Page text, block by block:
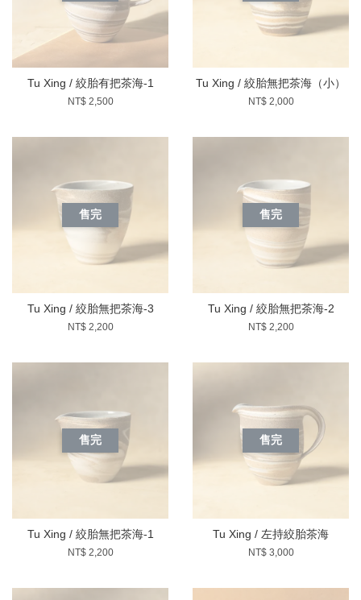
Tu Xing / 絞胎有把茶海-1
NT$ 2,500
Tu Xing / 絞胎無把茶海（小）
NT$ 2,000
售完
Tu Xing / 絞胎無把茶海-3
NT$ 2,200
售完
Tu Xing / 絞胎無把茶海-2
NT$ 2,200
售完
Tu Xing / 絞胎無把茶海-1
NT$ 2,200
售完
Tu Xing / 左持絞胎茶海
NT$ 3,000